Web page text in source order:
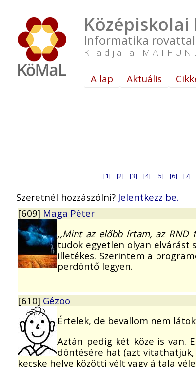
Informatika rovattal
Kiadja a
A lap Aktuális
[1] [2] [3] [4] [5] [6] [7]
Szeretnél hozzászólni? Jelentkezz be.
[609] Maga Péter
,,Mint az előbb írtam, az RND
tudok egyetlen olyan elvárást
illetékes. Szerintem a
perdöntő legyen.
[610] Gézoo
Értelek, de bevallom nem
Aztán pedig két köze is van.
döntésére hat (azt
kecske helye közötti vélt vagy általa